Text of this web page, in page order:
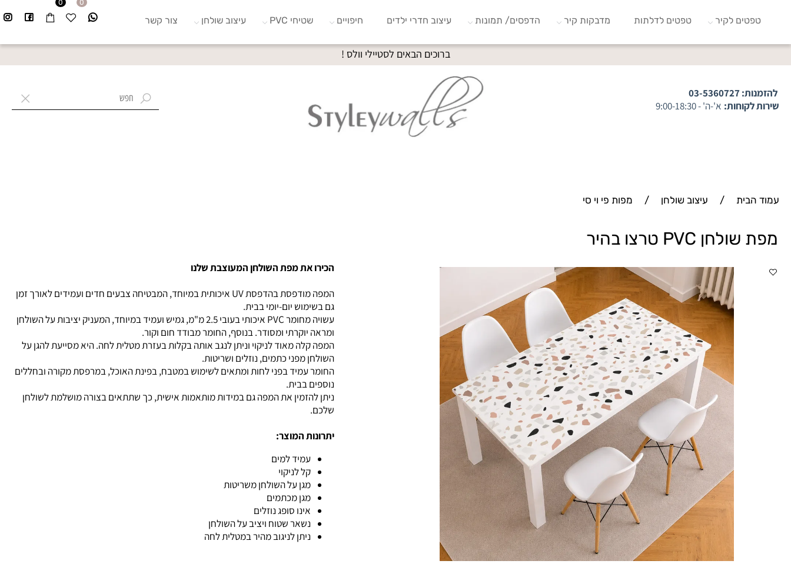
ברוכים הבאים לסטיילי וולס !
להזמנות:03-5360727
שירות לקוחות: א'-ה' - 9:00-18:30
0 0
טפטים לקיר טפטים לדלתות מדבקות קיר הדפסים/ תמונות עיצוב חדרי ילדים חיפויים שטיחי PVC עיצוב שולחן צור קשר
עמוד הבית / עיצוב שולחן / מפות פי וי סי
מפת שולחן PVC טרצו בהיר
הכירו את מפת השולחן המעוצבת שלנו
המפה מודפסת בהדפסת UV איכותית במיוחד, המבטיחה צבעים חדים ועמידים לאורך זמן
גם בשימוש יום-יומי בבית.
עשויה מחומר PVC איכותי בעובי 2.5 מ"מ, גמיש ועמיד במיוחד, המעניק יציבות על השולחן
ומראה יוקרתי ומסודר. בנוסף, החומר מבודד חום וקור.
המפה קלה מאוד לניקוי וניתן לנגב אותה בקלות בעזרת מטלית לחה. היא מסייעת להגן על
השולחן מפני כתמים, נוזלים ושריטות.
החומר עמיד בפני לחות ומתאים לשימוש במטבח, בפינת האוכל, במרפסת מקורה ובחללים
נוספים בבית.
ניתן להזמין את המפה גם במידות מותאמות אישית, כך שתתאים בצורה מושלמת לשולחן
שלכם.
יתרונות המוצר:
עמיד למים
קל לניקוי
מגן על השולחן משריטות
מגן מכתמים
אינו סופג נוזלים
נשאר שטוח ויציב על השולחן
ניתן לניגוב מהיר במטלית לחה